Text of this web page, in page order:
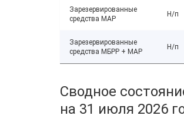
Зарезервированные
средства МАР
Н/п
Зарезервированные
средства МБРР + МАР
Н/п
Сводное
на 31 июля 2026